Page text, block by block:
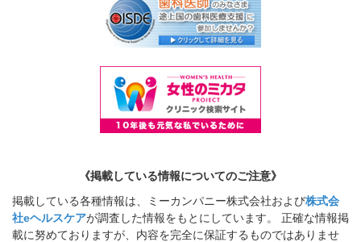
《掲載している情報についてのご注意》
掲載している各種情報は、ミーカンパニー株式会社および株式会
社eヘルスケアが調査した情報をもとにしています。 正確な情報掲
載に努めておりますが、内容を完全に保証するものではありませ